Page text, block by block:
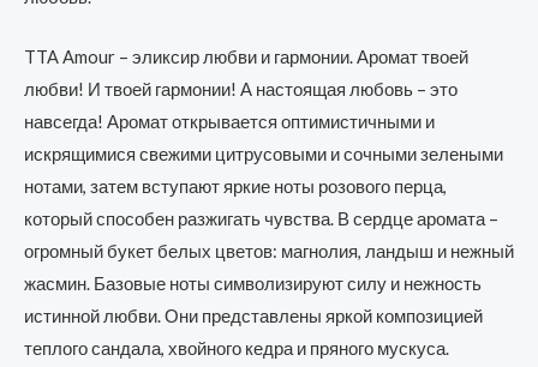
TTA Amour – эликсир любви и гармонии. Аромат твоей
любви! И твоей гармонии! А настоящая любовь – это
навсегда! Аромат открывается оптимистичными и
искрящимися свежими цитрусовыми и сочными зелеными
нотами, затем вступают яркие ноты розового перца,
который способен разжигать чувства. В сердце аромата –
огромный букет белых цветов: магнолия, ландыш и нежный
жасмин. Базовые ноты символизируют силу и нежность
истинной любви. Они представлены яркой композицией
теплого сандала, хвойного кедра и пряного мускуса.